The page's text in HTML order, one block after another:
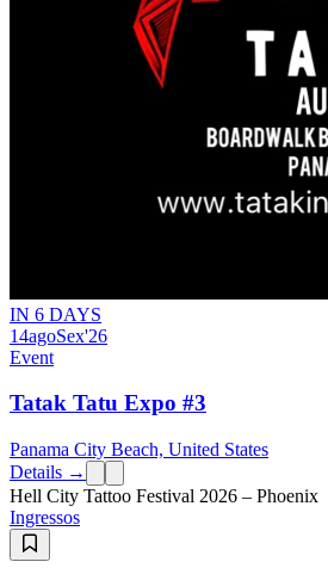
IN 6 DAYS
14agoSex'26
Event
Tatak Tatu Expo #3
Panama City Beach, United States
Details →
Hell City Tattoo Festival 2026 – Phoenix
Ingressos